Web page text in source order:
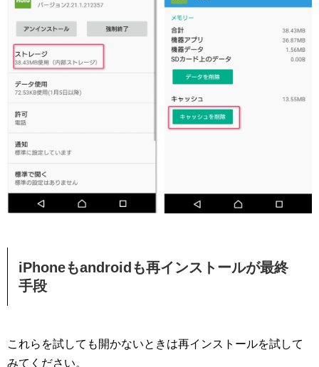
iPhoneもandroidも再インストールが最終
手段
これらを試しても開かないときは再インストールを試して
みてください。